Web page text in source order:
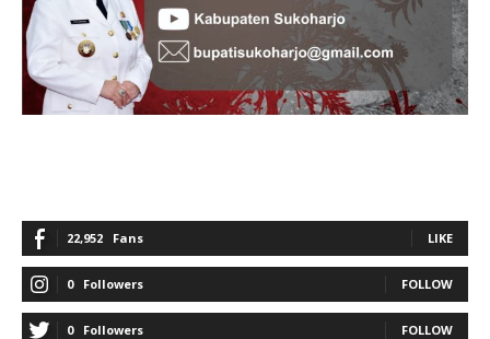
22,952 Fans LIKE
0 Followers FOLLOW
0 Followers FOLLOW